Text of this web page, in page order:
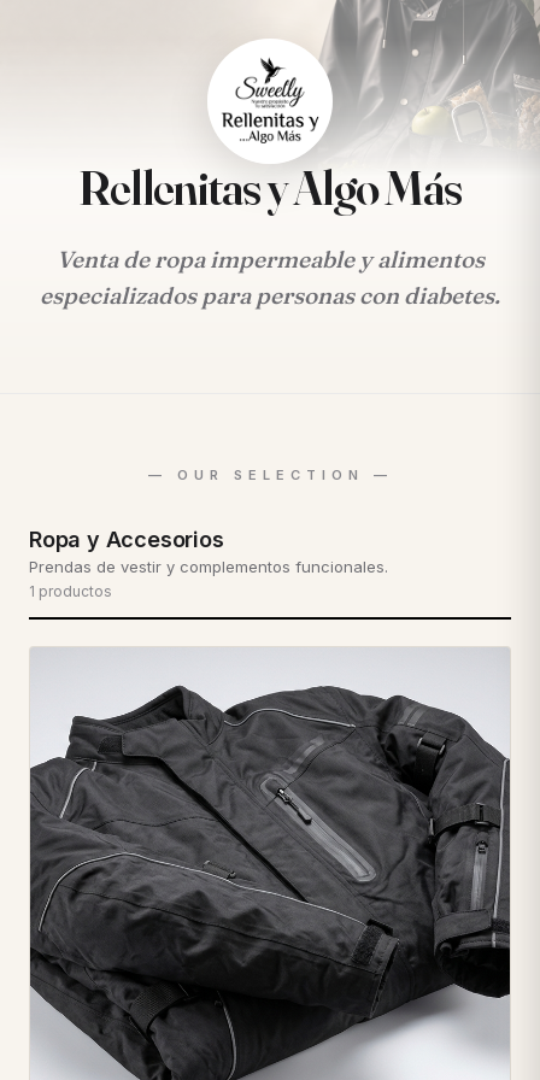
Rellenitas y Algo Más
Venta de ropa impermeable y alimentos
especializados para personas con diabetes.
Ropa y Accesorios
Prendas de vestir y complementos funcionales.
1 productos